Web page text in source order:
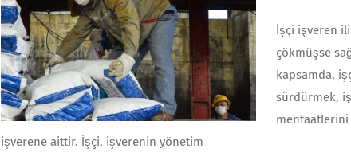
İşçi işveren
çökmüşse
kapsamda,
sürdürmek,
işverene aittir. İşçi, işverenin yönetim